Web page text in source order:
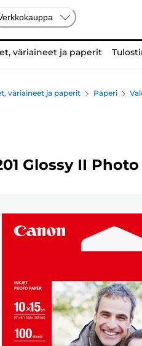
väriaineet ja paperit
väriaineet ja paperit Paperi
Glossy II